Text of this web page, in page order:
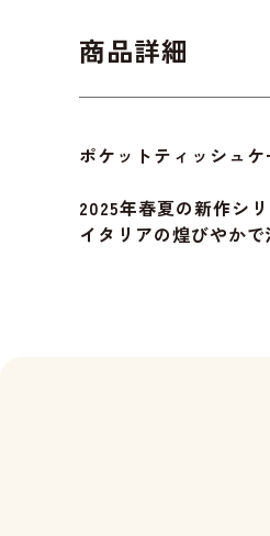
商品詳細
ポケットティッシュ
2025年春夏の新作シ
イタリアの煌びやか